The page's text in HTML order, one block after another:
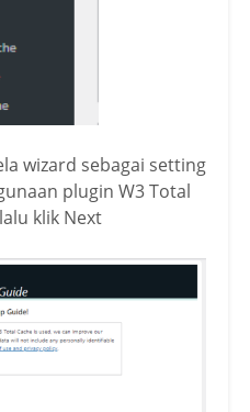
wizard sebagai setting
plugin W3 Total
klik Next